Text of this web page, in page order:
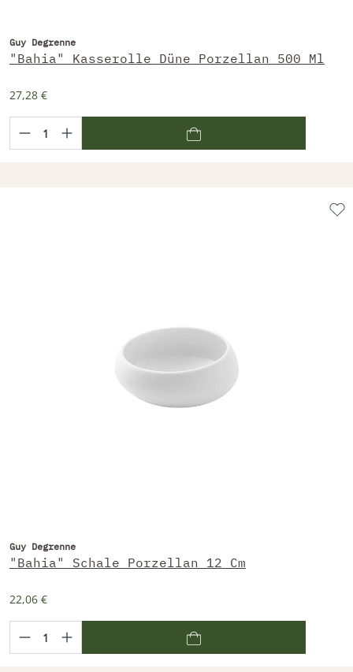
Guy Degrenne
"Bahia" Kasserolle Düne Porzellan 500 Ml
27,28 €
Guy Degrenne
"Bahia" Schale Porzellan 12 Cm
22,06 €